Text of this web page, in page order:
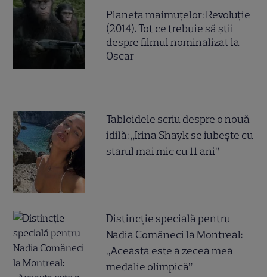
Planeta maimuțelor: Revoluție
(2014). Tot ce trebuie să știi
despre filmul nominalizat la
Oscar
Tabloidele scriu despre o nouă
idilă: „Irina Shayk se iubește cu
starul mai mic cu 11 ani”
Distincție specială pentru
Nadia Comăneci la Montreal:
„Aceasta este a zecea mea
medalie olimpică”